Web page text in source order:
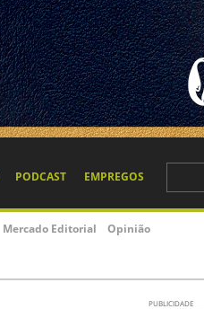
PODCAST EMPREGOS
Mercado Editorial Opinião
PUBLICIDADE